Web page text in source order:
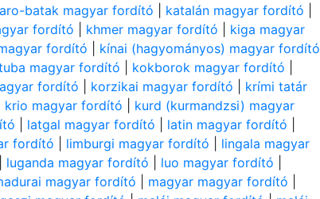
batak magyar fordító katalán magyar fordító
fordító khmer magyar fordító
kiga magyar
fordító
kínai (hagyományos) magyar fordító
magyar fordító kokborok magyar fordító
fordító korzikai magyar fordító
krími tatár
krio magyar fordító
kurd (kurmandzsi) magyar
latgal magyar fordító latin magyar fordító
fordító limburgi magyar fordító
lingala magyar
luganda magyar fordító luo magyar fordító
magyar fordító magyar magyar fordító